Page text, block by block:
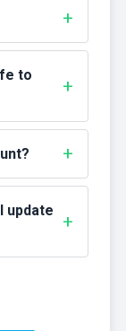
to
update